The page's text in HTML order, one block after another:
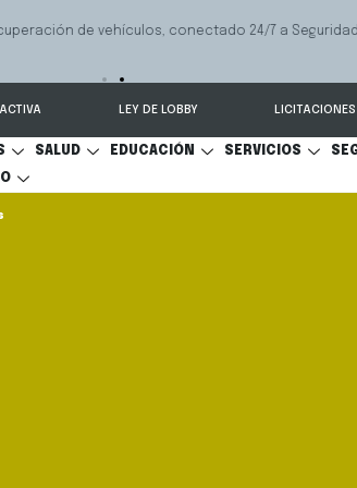
de vehículos, conectado 24/7 a Seguridad
LEY DE LOBBY LICITACIONES
SALUD EDUCACIÓN SERVICIOS